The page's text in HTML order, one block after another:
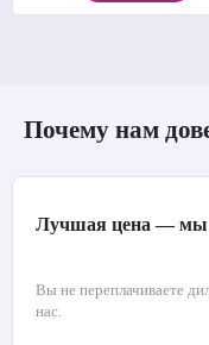
Почему нам
Лучшая цена — мы
Вы не переплачиваете
нас.